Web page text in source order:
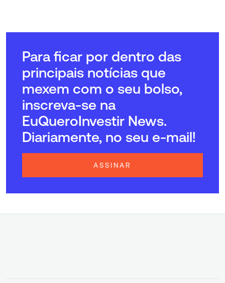
Para ficar por dentro das
principais notícias que
mexem com o seu bolso,
inscreva-se na
EuQueroInvestir News.
Diariamente, no seu e-mail!
ASSINAR